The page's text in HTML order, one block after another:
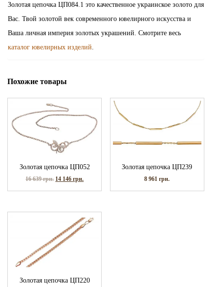
Золотая цепочка ЦП084.1 это качественное украинское золото для
Вас. Твой золотой век современного ювелирного искусства и
Ваша личная империя золотых украшений. Смотрите весь
каталог ювелирных изделий
Похожие товары
Золотая цепочка ЦП052
16 639грн. 14 146грн.
Золотая цепочка ЦП239
8 961грн.
Золотая цепочка ЦП220